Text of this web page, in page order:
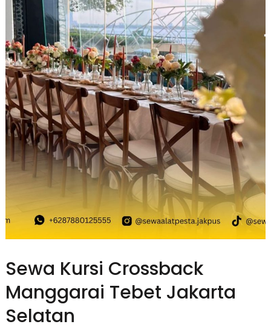
Sewa Kursi Crossback
Manggarai Tebet Jakarta
Selatan